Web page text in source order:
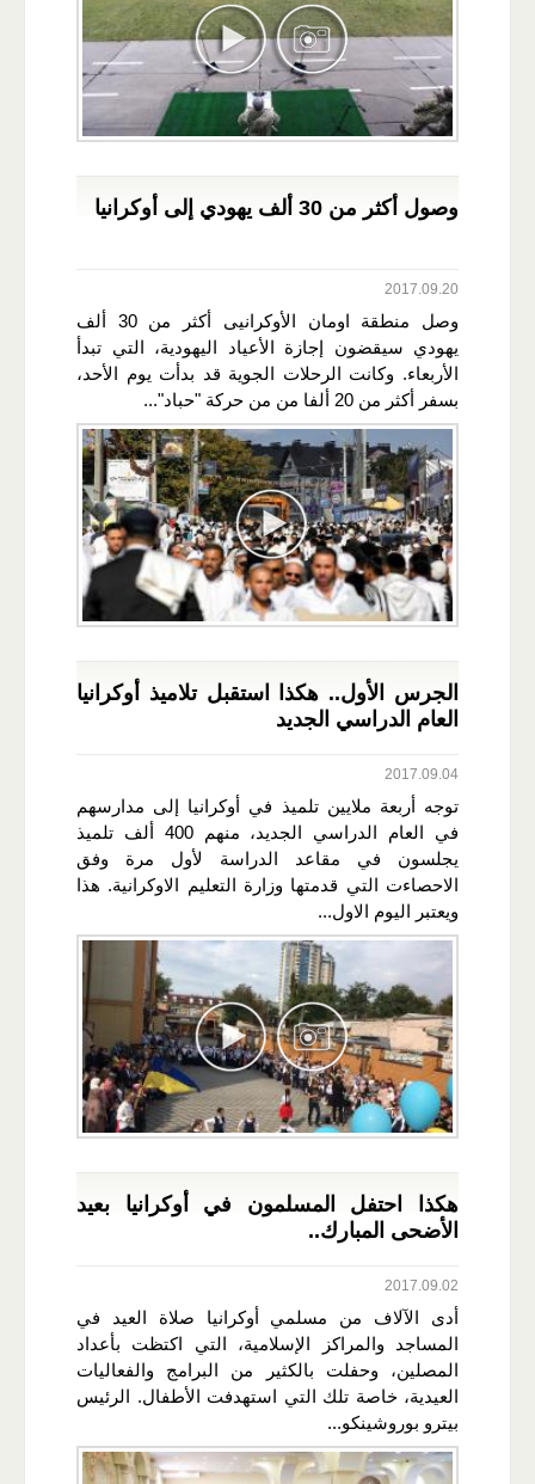
وصول أكثر من 30 ألف يهودي إلى أوكرانيا
2017.09.20
وصل منطقة اومان الأوكرانيى أكثر من 30 ألف
يهودي سيقضون إجازة الأعياد اليهودية، التي تبدأ
الأربعاء. وكانت الرحلات الجوية قد بدأت يوم الأحد،
بسفر أكثر من 20 ألفا من من حركة "حباد"...
الجرس الأول.. هكذا استقبل تلاميذ أوكرانيا
العام الدراسي الجديد
2017.09.04
توجه أربعة ملايين تلميذ في أوكرانيا إلى مدارسهم
في العام الدراسي الجديد، منهم 400 ألف تلميذ
يجلسون في مقاعد الدراسة لأول مرة وفق
الاحصاءت التي قدمتها وزارة التعليم الاوكرانية. هذا
ويعتبر اليوم الاول...
هكذا احتفل المسلمون في أوكرانيا بعيد
الأضحى المبارك..
2017.09.02
أدى الآلاف من مسلمي أوكرانيا صلاة العيد في
المساجد والمراكز الإسلامية، التي اكتظت بأعداد
المصلين، وحفلت بالكثير من البرامج والفعاليات
العيدية، خاصة تلك التي استهدفت الأطفال. الرئيس
بيترو بوروشينكو...